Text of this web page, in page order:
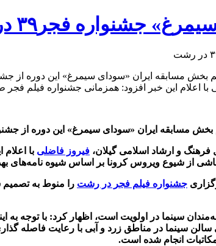
جشنواره فجر۳۹ در رشت
با اعلام این خبر افزود: همزمانی جشنواره فیلم فجر
فرهنگ و ارشاد اسلامی گیلان، فیروز فاضلی با
ناشی از شیوع ویروس کرونا بر اساس شیوه نامه‌های
جشنواره فیلم فجر در رشت را منوط به تصمیم
سینما در اولویت است، اظهار کرد: با توجه به
سالن سینما در مناطق زرد و آبی با رعایت
انجام شده است.